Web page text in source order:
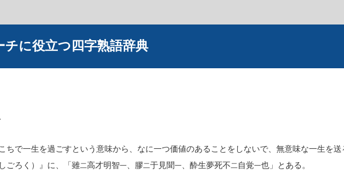
チに役立つ四字熟語辞典
ちで一生を過ごすという意味から、なに一つ価値のあることをしないで、無意味な一生を
ごろく）』に、「雖二高才明智一 、膠二于見聞一 、酔生夢死不二 自覚一也」とある。